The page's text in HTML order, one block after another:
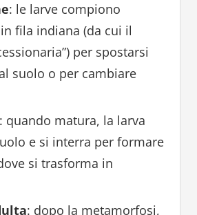
: le larve compiono
fila indiana (da cui il
per spostarsi
suolo o per cambiare
: quando matura, la larva
e si interra per formare
si trasforma in
: dopo la metamorfosi,